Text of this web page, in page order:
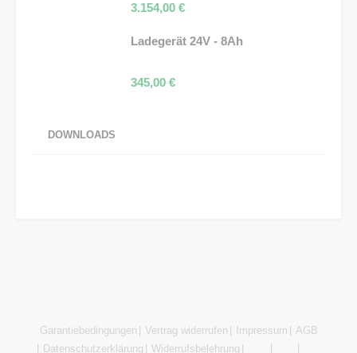
3.154,00 €
Ladegerät 24V - 8Ah
345,00 €
DOWNLOADS
Garantiebedingungen Vertrag widerrufen Impressum
AGB
Datenschutzerklärung
Widerrufsbelehrung